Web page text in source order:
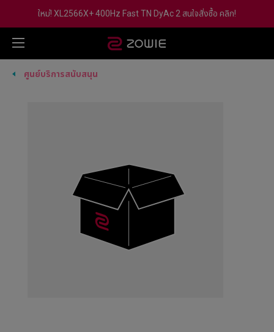
ใหม่! XL2566X+ 400Hz Fast TN DyAc 2 สนใจสั่งซื้อ คลิก!
ศูนย์บริการสนับสนุน